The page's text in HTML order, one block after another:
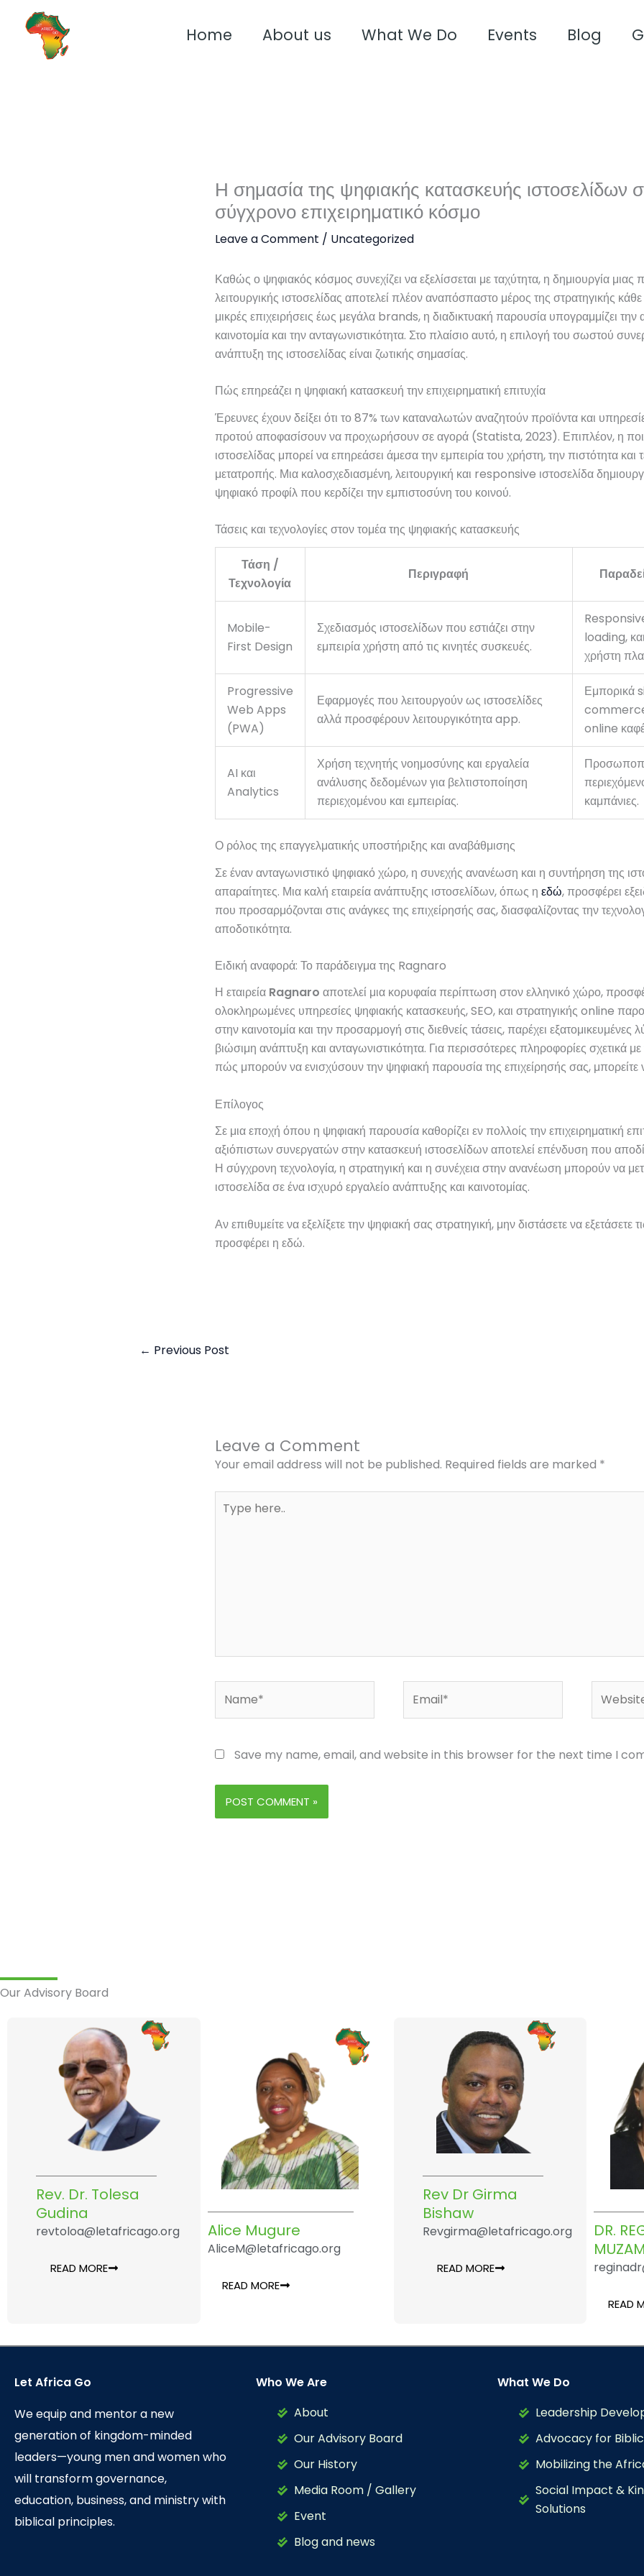
content
Home About us What We Do Events Blog
Η σημασία της ψηφιακής κατασκευής ιστοσελίδων
σύγχρονο επιχειρηματικό κόσμο
Leave a Comment / Uncategorized
Καθώς ο ψηφιακός κόσμος συνεχίζει να εξελίσσεται με ταχύτητα, η δημιουργία μιας
λειτουργικής ιστοσελίδας αποτελεί πλέον αναπόσπαστο μέρος της στρατηγικής
μικρές επιχειρήσεις έως μεγάλα brands, η διαδικτυακή παρουσία υπογραμμίζει την
καινοτομία και την ανταγωνιστικότητα. Στο πλαίσιο αυτό, η επιλογή του σωστού
ανάπτυξη της ιστοσελίδας είναι ζωτικής σημασίας.
Πώς επηρεάζει η ψηφιακή κατασκευή την επιχειρηματική επιτυχία
Έρευνες έχουν δείξει ότι το 87% των καταναλωτών αναζητούν προϊόντα και
προτού αποφασίσουν να προχωρήσουν σε αγορά (Statista, 2023). Επιπλέον, η
ιστοσελίδας μπορεί να επηρεάσει άμεσα την εμπειρία του χρήστη, την πιστότητα και
μετατροπής. Μια καλοσχεδιασμένη, λειτουργική και responsive ιστοσελίδα
ψηφιακό προφίλ που κερδίζει την εμπιστοσύνη του κοινού.
Τάσεις και τεχνολογίες στον τομέα της ψηφιακής κατασκευής
Τάση /
Τεχνολογία
Περιγραφή
Mobile-
First Design
Σχεδιασμός ιστοσελίδων που εστιάζει στην
εμπειρία χρήστη από τις κινητές συσκευές.
loading,
χρήστη
Progressive
Web Apps
(PWA)
Εφαρμογές που λειτουργούν ως ιστοσελίδες
αλλά προσφέρουν λειτουργικότητα app.
Εμπορικά
online
AI και
Analytics
Χρήση τεχνητής νοημοσύνης και εργαλεία
ανάλυσης δεδομένων για βελτιστοποίηση
περιεχομένου και εμπειρίας.
καμπάνιες.
Ο ρόλος της επαγγελματικής υποστήριξης και αναβάθμισης
Σε έναν ανταγωνιστικό ψηφιακό χώρο, η συνεχής ανανέωση και η συντήρηση της
απαραίτητες. Μια καλή εταιρεία ανάπτυξης ιστοσελίδων, όπως η εδώ, προσφέρει
που προσαρμόζονται στις ανάγκες της επιχείρησής σας, διασφαλίζοντας την
αποδοτικότητα.
Ειδική αναφορά: Το παράδειγμα της Ragnaro
Η εταιρεία Ragnaro αποτελεί μια κορυφαία περίπτωση στον ελληνικό χώρο,
ολοκληρωμένες υπηρεσίες ψηφιακής κατασκευής, SEO, και στρατηγικής online
στην καινοτομία και την προσαρμογή στις διεθνείς τάσεις, παρέχει εξατομικευμένες
βιώσιμη ανάπτυξη και ανταγωνιστικότητα. Για περισσότερες πληροφορίες σχετικά με
πώς μπορούν να ενισχύσουν την ψηφιακή παρουσία της επιχείρησής σας, μπορείτε
Επίλογος
Σε μια εποχή όπου η ψηφιακή παρουσία καθορίζει εν πολλοίς την επιχειρηματική
αξιόπιστων συνεργατών στην κατασκευή ιστοσελίδων αποτελεί επένδυση που
Η σύγχρονη τεχνολογία, η στρατηγική και η συνέχεια στην ανανέωση μπορούν να
ιστοσελίδα σε ένα ισχυρό εργαλείο ανάπτυξης και καινοτομίας.
Αν επιθυμείτε να εξελίξετε την ψηφιακή σας στρατηγική, μην διστάσετε να εξετάσετε
προσφέρει η εδώ.
← Previous Post
Leave a Comment
Your email address will not be published. Required fields are marked *
here..
Save my name, email, and website in this browser for the next time I
Our Advisory Board
Rev. Dr. Tolesa
Gudina
revtoloa@letafricago.org
READ MORE
Alice Mugure
AliceM@letafricago.org
READ MORE
Rev Dr Girma
Bishaw
Revgirma@letafricago.org
READ MORE
DR.
READ
Let Africa Go
We equip and mentor a new
generation of kingdom-minded
leaders—young men and women who
will transform governance,
education, business, and ministry with
biblical principles.
Who We Are
About
Our Advisory Board
Our History
Media Room / Gallery
Event
Blog and news
What We Do
Leadership
Advocacy for
Mobilizing the
Social Impact &
Solutions